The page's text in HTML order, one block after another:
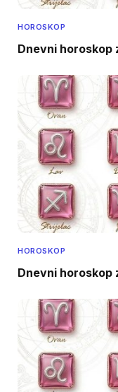
HOROSKOP
Dnevni horoskop
HOROSKOP
Dnevni